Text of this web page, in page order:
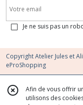
Je ne suis pas un
Copyright Atelier Jules et
eProShopping
Afin de vous offrir
utilisons des